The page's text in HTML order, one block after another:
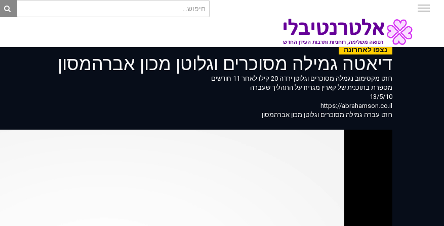
נצפו לאחרונה
דיאטה גמילה מסוכרים וגלוטן מכון אברהמסון
רוזט מקסימוב נגמלה מסוכרים וגלוטן ירדה 20 קילו לאחר 11 חודשים
מספרת בתוכנית של קארין מגריזו על התהליך שעברה
13/5/10
https://abrahamson.co.il
רוזט עברה גמילה מסוכרים וגלוטן מכון אברהמסון